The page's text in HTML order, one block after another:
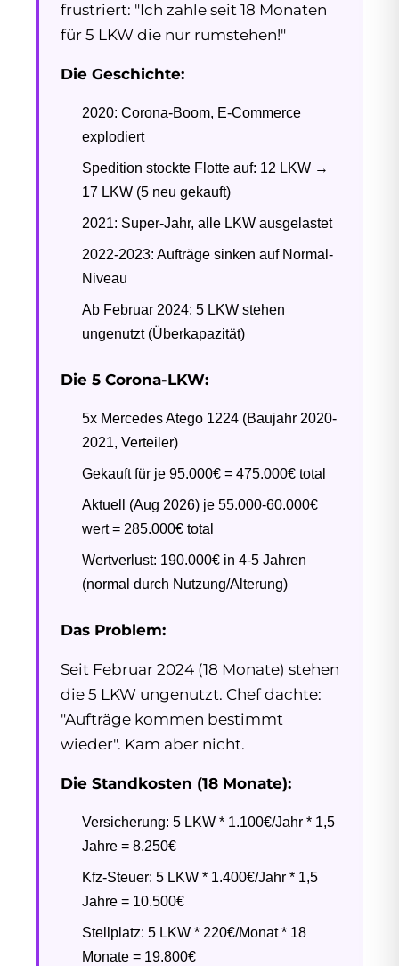
frustriert: "Ich zahle seit 18 Monaten
für 5 LKW die nur rumstehen!"
Die Geschichte:
2020: Corona-Boom, E-Commerce
explodiert
Spedition stockte Flotte auf: 12 LKW →
17 LKW (5 neu gekauft)
2021: Super-Jahr, alle LKW ausgelastet
2022-2023: Aufträge sinken auf Normal-
Niveau
Ab Februar 2024: 5 LKW stehen
ungenutzt (Überkapazität)
Die 5 Corona-LKW:
5x Mercedes Atego 1224 (Baujahr 2020-
2021, Verteiler)
Gekauft für je 95.000€ = 475.000€ total
Aktuell (Aug 2026) je 55.000-60.000€
wert = 285.000€ total
Wertverlust: 190.000€ in 4-5 Jahren
(normal durch Nutzung/Alterung)
Das Problem:
Seit Februar 2024 (18 Monate) stehen
die 5 LKW ungenutzt. Chef dachte:
"Aufträge kommen bestimmt
wieder". Kam aber nicht.
Die Standkosten (18 Monate):
Versicherung: 5 LKW * 1.100€/Jahr * 1,5
Jahre = 8.250€
Kfz-Steuer: 5 LKW * 1.400€/Jahr * 1,5
Jahre = 10.500€
Stellplatz: 5 LKW * 220€/Monat * 18
Monate = 19.800€